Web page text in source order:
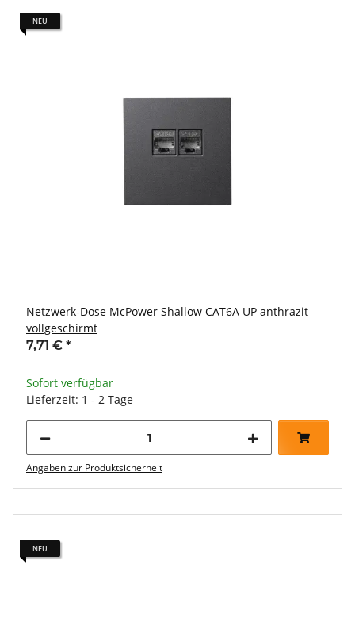
NEU
Netzwerk-Dose McPower Shallow CAT6A UP anthrazit
vollgeschirmt
7,71 € *
Sofort verfügbar
Lieferzeit: 1 - 2 Tage
Angaben zur Produktsicherheit
NEU